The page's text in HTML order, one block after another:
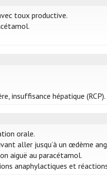
toux productive.
insuffisance hépatique (RCP).
orale.
aller jusqu’à un œdème
aiguë au paracétamol.
anaphylactiques et